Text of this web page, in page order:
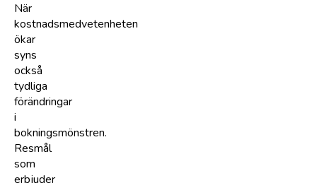
När
kostnadsmedvetenheten
ökar
syns
också
tydliga
förändringar
i
bokningsmönstren.
Resmål
som
erbjuder